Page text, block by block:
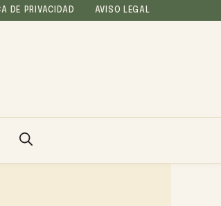
DE PRIVACIDAD AVISO LEGAL